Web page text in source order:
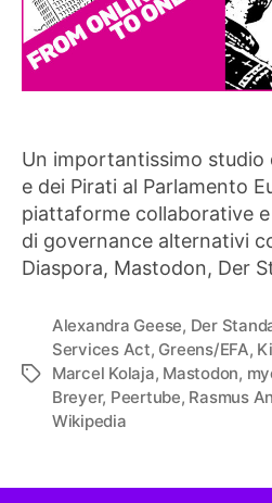
Un importantissimo studio
e dei Pirati al Parlamento
piattaforme collaborative
di governance alternativi
Diaspora, Mastodon, Der
Tag
Alexandra Geese, Der
Services Act, Greens/EFA,
Marcel Kolaja, Mastodon,
Breyer, Peertube, Rasmus
Wikipedia